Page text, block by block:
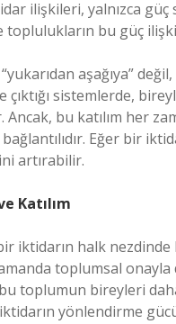
ilişkileri, yalnızca
toplulukların bu güç
aşağıya”
çıktığı sistemlerde,
Ancak, bu katılım her
Eğer bir
artırabilir.
Katılım
iktidarın halk
toplumsal
toplumun bireyleri
yönlendirme